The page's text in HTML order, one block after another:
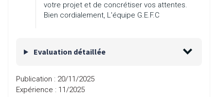
votre projet et de concrétiser vos attentes.
Bien cordialement, L'équipe G.E.F.C
Evaluation détaillée
Publication : 20/11/2025
Expérience : 11/2025